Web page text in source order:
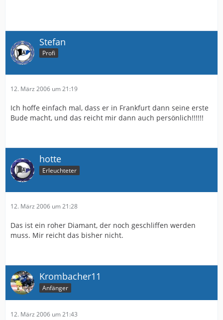
Stefan
Profi
12. März 2006 um 21:19
Ich hoffe einfach mal, dass er in Frankfurt dann seine erste
Bude macht, und das reicht mir dann auch persönlich!!!!!!
hotte
Erleuchteter
12. März 2006 um 21:28
Das ist ein roher Diamant, der noch geschliffen werden
muss. Mir reicht das bisher nicht.
Krombacher11
Anfänger
12. März 2006 um 21:43